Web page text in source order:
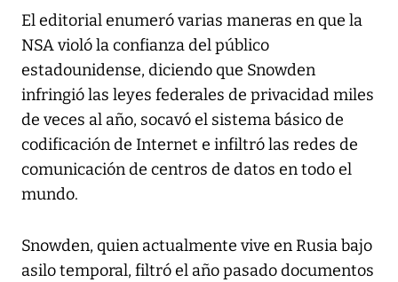
El editorial enumeró varias maneras en que la
NSA violó la confianza del público
estadounidense, diciendo que Snowden
infringió las leyes federales de privacidad miles
de veces al año, socavó el sistema básico de
codificación de Internet e infiltró las redes de
comunicación de centros de datos en todo el
mundo.
Snowden, quien actualmente vive en Rusia bajo
asilo temporal, filtró el año pasado documentos